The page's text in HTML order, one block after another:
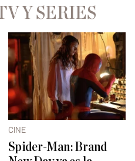
Y SERIES
CINE
Spider-Man: Brand